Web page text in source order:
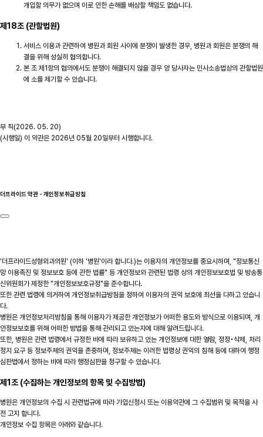
개입할 의무가 없으며 이로 인한 손해를 배상할 책임도 없습니다.
제18조 (관할법원)
서비스 이용과 관련하여 병원과 회원 사이에 분쟁이 발생한 경우, 병원과 회원은 분쟁의 해
결을 위해 성실히 협의합니다.
본 조 제1항의 협의에서도 분쟁이 해결되지 않을 경우 양 당사자는 민사소송법상의 관할법원
에 소를 제기할 수 있습니다.
부 칙(2026. 05. 20)
(시행일) 이 약관은 2026년 05월 20일부터 시행합니다.
더프라이드 약관 - 개인정보취급방침
‘더프라이드성형외과의원' (이하 '병원'이라 합니다.)는 이용자의 개인정보를 중요시하며, "정보통신
망 이용촉진 및 정보보호 등에 관한 법률" 등 개인정보와 관련된 법령 상의 개인정보보호법 및 방송통
신위원회가 제정한 "개인정보보호규정"을 준수합니다.
또한 관련 법령에 의거하여 개인정보취급방침을 정하여 이용자의 권익 보호에 최선을 다하고 있습니
다.
병원은 개인정보처리방침을 통해 이용자가 제공한 개인정보가 어떠한 용도와 방식으로 이용되며, 개
인정보보호를 위해 어떠한 방법을 통해 관리되고 있는지에 대해 알려드립니다.
또한, 병원은 관련 법령에서 규정한 바에 따라 보유하고 있는 개인정보에 대한 열람, 정정•삭제, 처리
정지 요구 등 정보주체의 권익을 존중하며, 정보주체는 이러한 법령상 권익의 침해 등에 대하여 행정
심판법에서 정하는 바에 따라 행정심판을 청구할 수 있습니다.
제1조 (수집하는 개인정보의 항목 및 수집방법)
병원은 개인정보의 수집 시 관련법규에 따라 가입신청시 또는 이용약관에 그 수집범위 및 목적을 사
전 고지 합니다.
개인정보 수집 항목은 아래와 같습니다.